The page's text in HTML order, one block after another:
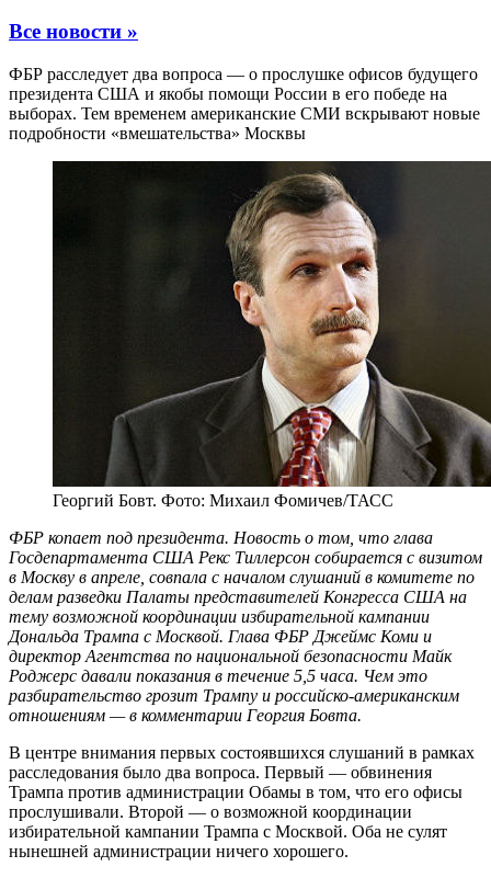
Все новости »
ФБР расследует два вопроса — о прослушке офисов будущего
президента США и якобы помощи России в его победе на
выборах. Тем временем американские СМИ вскрывают новые
подробности «вмешательства» Москвы
Георгий Бовт. Фото: Михаил Фомичев/ТАСС
ФБР копает под президента. Новость о том, что глава
Госдепартамента США Рекс Тиллерсон собирается с визитом
в Москву в апреле, совпала с началом слушаний в комитете по
делам разведки Палаты представителей Конгресса США на
тему возможной координации избирательной кампании
Дональда Трампа с Москвой. Глава ФБР Джеймс Коми и
директор Агентства по национальной безопасности Майк
Роджерс давали показания в течение 5,5 часа. Чем это
разбирательство грозит Трампу и российско-американским
отношениям — в комментарии Георгия Бовта.
В центре внимания первых состоявшихся слушаний в рамках
расследования было два вопроса. Первый — обвинения
Трампа против администрации Обамы в том, что его офисы
прослушивали. Второй — о возможной координации
избирательной кампании Трампа с Москвой. Оба не сулят
нынешней администрации ничего хорошего.